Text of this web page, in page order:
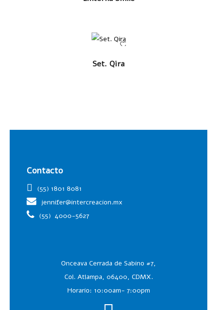
MÁS
Set. Qira
Contacto
(55) 1801 8081
jennifer@intercreacion.mx
(55) 4000-5627
Onceava Cerrada de Sabino #7,
Col. Atlampa, 06400, CDMX.
Horario: 10:00am- 7:00pm